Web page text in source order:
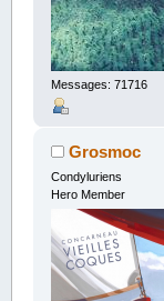
Messages: 71716
Grosmoc
Condyluriens
Hero Member